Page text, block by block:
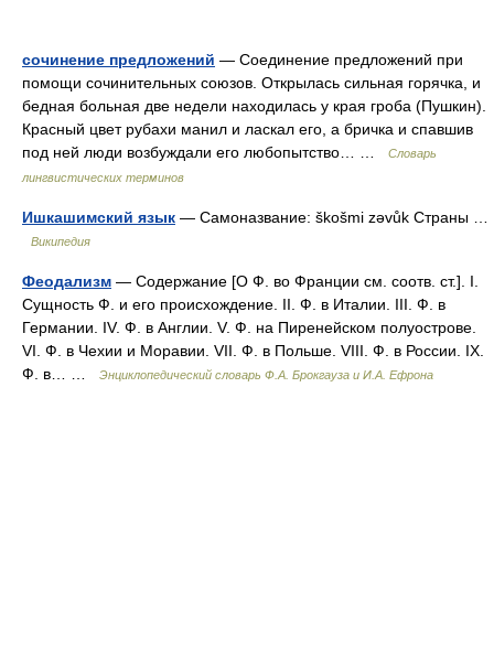
сочинение предложений — Соединение предложений при
помощи сочинительных союзов. Открылась сильная горячка, и
бедная больная две недели находилась у края гроба (Пушкин).
Красный цвет рубахи манил и ласкал его, а бричка и спавшив
под ней люди возбуждали его любопытство… …
Словарь
лингвистических терминов
Ишкашимский язык — Самоназвание: škošmi zəvůk Страны …
Википедия
Феодализм — Содержание [О Ф. во Франции см. соотв. ст.]. I.
Сущность Ф. и его происхождение. II. Ф. в Италии. III. Ф. в
Германии. IV. Ф. в Англии. V. Ф. на Пиренейском полуострове.
VI. Ф. в Чехии и Моравии. VII. Ф. в Польше. VIII. Ф. в России. IX.
Ф. в… …
Энциклопедический словарь Ф.А. Брокгауза и И.А. Ефрона